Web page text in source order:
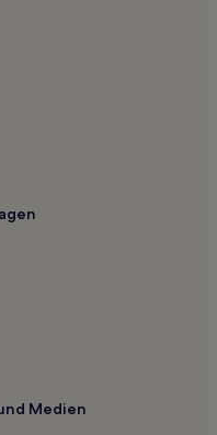
Granitz
Medien